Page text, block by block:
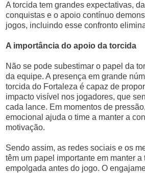
A torcida tem grandes expectativas,
conquistas e o apoio contínuo
jogos, incluindo esse confronto
A importância do apoio da torcida
Não se pode subestimar o papel da
da equipe. A presença em grande
torcida do Fortaleza é capaz de
impacto visível nos jogadores, que
cada lance. Em momentos de
emocional ajuda o time a manter a
motivação.
Sendo assim, as redes sociais e os
têm um papel importante em manter
empolgada antes do jogo. O